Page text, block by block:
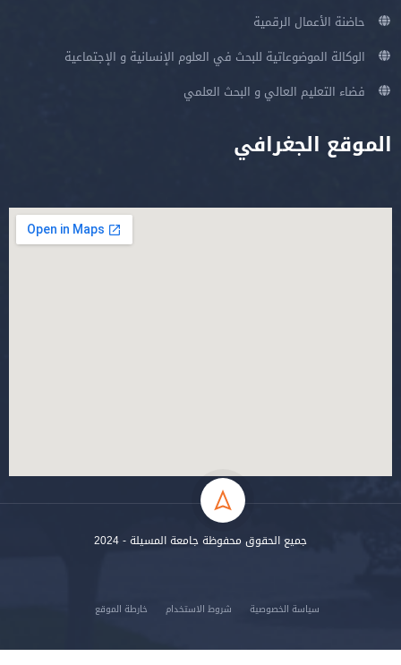
حاضنة الأعمال الرقمية
الوكالة الموضوعاتية للبحث في العلوم الإنسانية و الإجتماعية
فضاء التعليم العالي و البحث العلمي
الموقع الجغرافي
جميع الحقوق محفوظة جامعة المسيلة - 2024
سياسة الخصوصية شروط الاستخدام خارطة الموقع